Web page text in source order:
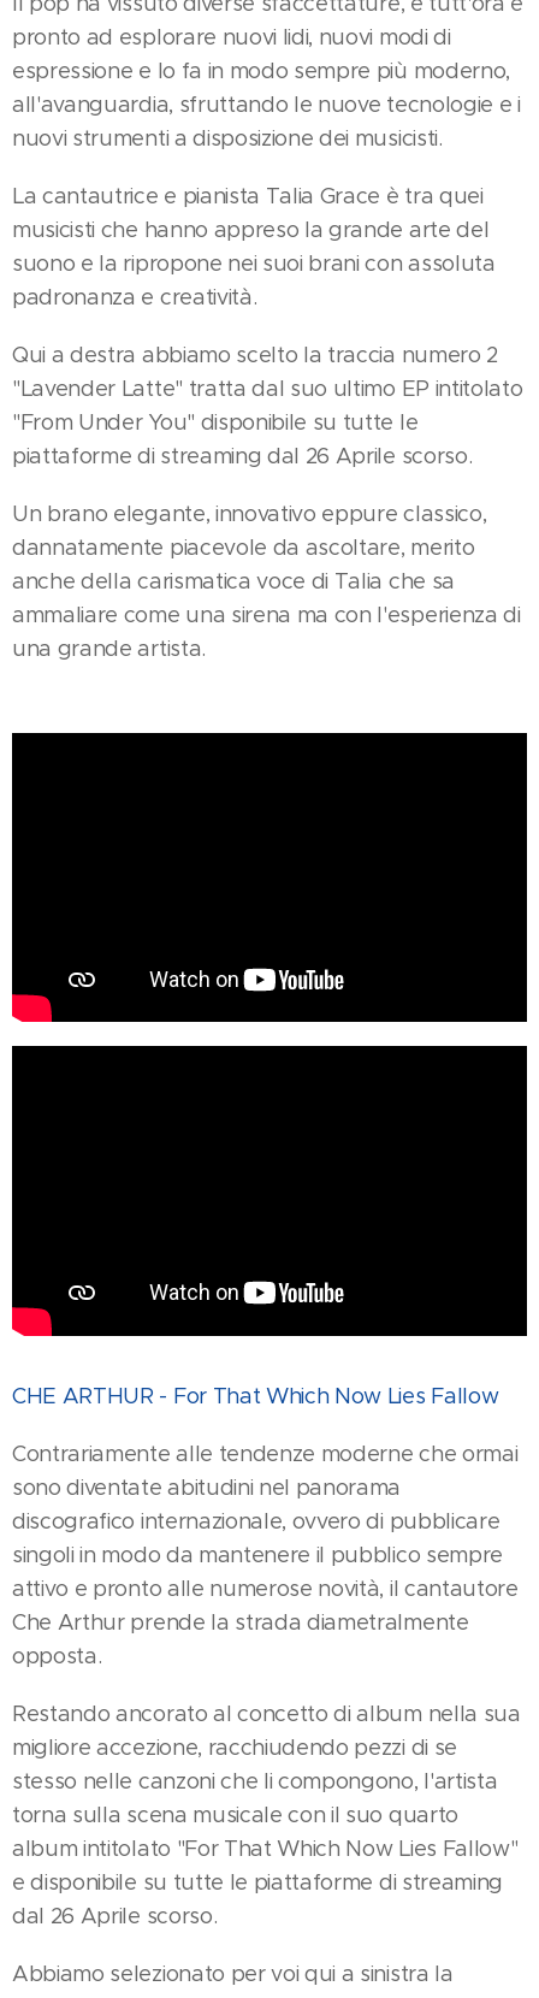
pronto ad esplorare nuovi lidi, nuovi modi di
espressione e lo fa in modo sempre più moderno,
all'avanguardia, sfruttando le nuove tecnologie e i
nuovi strumenti a disposizione dei musicisti.
La cantautrice e pianista Talia Grace è tra quei
musicisti che hanno appreso la grande arte del
suono e la ripropone nei suoi brani con assoluta
padronanza e creatività.
Qui a destra abbiamo scelto la traccia numero 2
"Lavender Latte" tratta dal suo ultimo EP intitolato
"From Under You" disponibile su tutte le
piattaforme di streaming dal 26 Aprile scorso.
Un brano elegante, innovativo eppure classico,
dannatamente piacevole da ascoltare, merito
anche della carismatica voce di Talia che sa
ammaliare come una sirena ma con l'esperienza di
una grande artista.
CHE ARTHUR - For That Which Now Lies Fallow
Contrariamente alle tendenze moderne che ormai
sono diventate abitudini nel panorama
discografico internazionale, ovvero di pubblicare
singoli in modo da mantenere il pubblico sempre
attivo e pronto alle numerose novità, il cantautore
Che Arthur prende la strada diametralmente
opposta.
Restando ancorato al concetto di album nella sua
migliore accezione, racchiudendo pezzi di se
stesso nelle canzoni che li compongono, l'artista
torna sulla scena musicale con il suo quarto
album intitolato "For That Which Now Lies Fallow"
e disponibile su tutte le piattaforme di streaming
dal 26 Aprile scorso.
Abbiamo selezionato per voi qui a sinistra la